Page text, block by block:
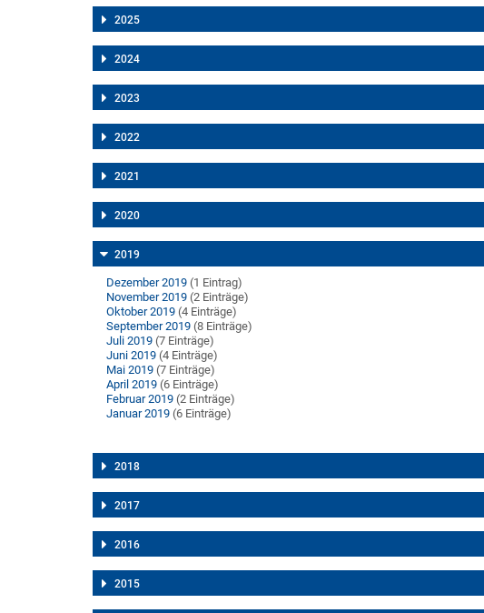
2025
2024
2023
2022
2021
2020
2019
Dezember 2019 (1 Eintrag)
November 2019 (2 Einträge)
Oktober 2019 (4 Einträge)
September 2019 (8 Einträge)
Juli 2019 (7 Einträge)
Juni 2019 (4 Einträge)
Mai 2019 (7 Einträge)
April 2019 (6 Einträge)
Februar 2019 (2 Einträge)
Januar 2019 (6 Einträge)
2018
2017
2016
2015